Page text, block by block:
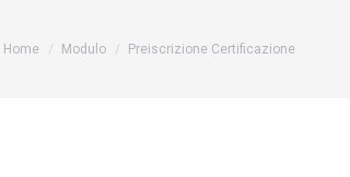
You are here:
Home Modulo Preiscrizione Certificazione